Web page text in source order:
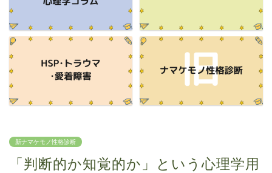
新ナマケモノ性格診断
「判断的か知覚的か」という心理学用